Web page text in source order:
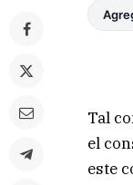
Tal
el
este